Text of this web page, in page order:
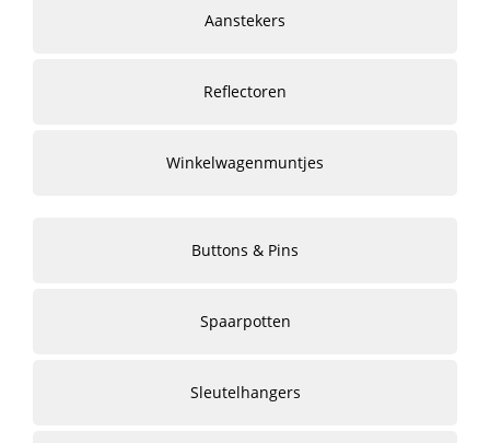
Aanstekers
Reflectoren
Winkelwagenmuntjes
Buttons & Pins
Spaarpotten
Sleutelhangers